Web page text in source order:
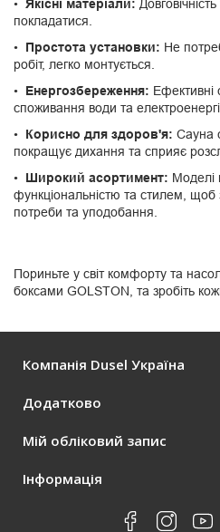
Якісні матеріали:
покладатися.
Простота установки: Не
робіт, легко монтується.
Енергозбереження: Ефективні
споживання води та
Корисно для здоров'я: Сауна
покращує дихання та сприяє
Широкий асортимент: Моделі
функціональністю та стилем, щоб
потреби та уподобання.
Пориньте у світ комфорту та
боксами GOLSTON, та зробіть
Компанія Dusel Україна
Додатково
Мій обліковий запис
Інформація